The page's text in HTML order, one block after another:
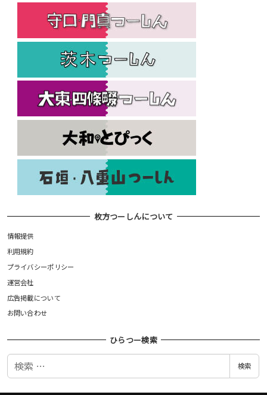
枚方つーしんについて
情報提供
利用規約
プライバシーポリシー
運営会社
広告掲載について
お問い合わせ
ひらつー検索
検
検索